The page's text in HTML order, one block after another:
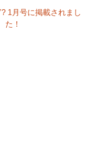
1月号に掲載されまし
た！